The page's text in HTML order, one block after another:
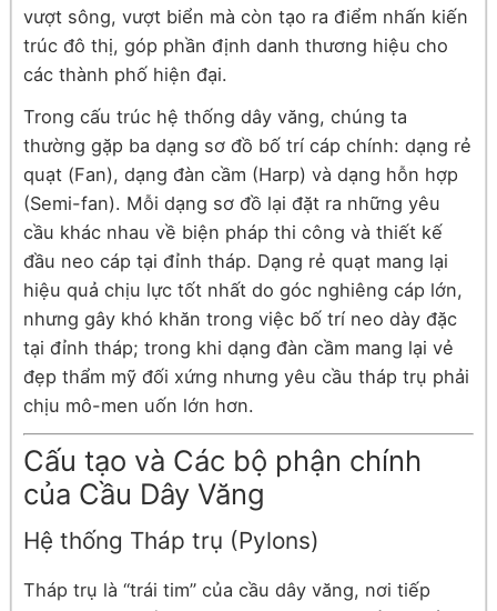
vượt sông, vượt biển mà còn tạo ra điểm nhấn kiến
trúc đô thị, góp phần định danh thương hiệu cho
các thành phố hiện đại.
Trong cấu trúc hệ thống dây văng, chúng ta
thường gặp ba dạng sơ đồ bố trí cáp chính: dạng rẻ
quạt (Fan), dạng đàn cầm (Harp) và dạng hỗn hợp
(Semi-fan). Mỗi dạng sơ đồ lại đặt ra những yêu
cầu khác nhau về biện pháp thi công và thiết kế
đầu neo cáp tại đỉnh tháp. Dạng rẻ quạt mang lại
hiệu quả chịu lực tốt nhất do góc nghiêng cáp lớn,
nhưng gây khó khăn trong việc bố trí neo dày đặc
tại đỉnh tháp; trong khi dạng đàn cầm mang lại vẻ
đẹp thẩm mỹ đối xứng nhưng yêu cầu tháp trụ phải
chịu mô-men uốn lớn hơn.
Cấu tạo và Các bộ phận chính
của Cầu Dây Văng
Hệ thống Tháp trụ (Pylons)
Tháp trụ là “trái tim” của cầu dây văng, nơi tiếp